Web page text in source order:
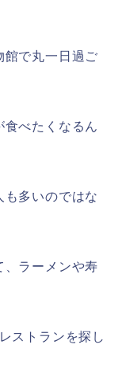
館で丸一日過ご
べたくなるん
多いのではな
、ラーメンや寿
ストランを探し